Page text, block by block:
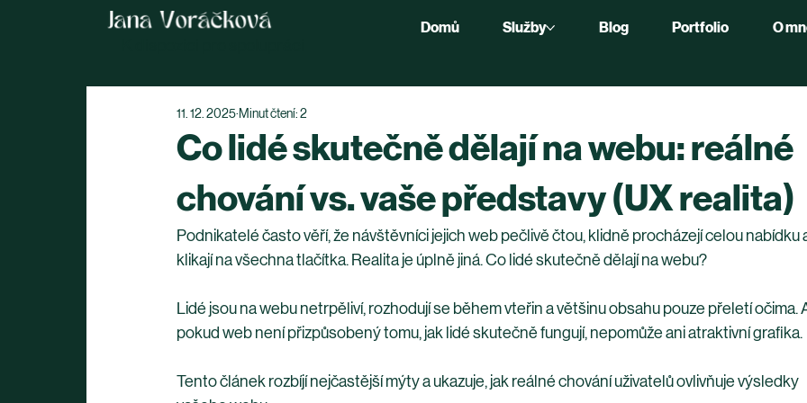
Domů Služby Blog Portfolio O
Co lidé skutečně dělají na webu: reálné
chování vs. vaše představy (UX realita)
11. 12. 2025 Minut čtení: 2
Podnikatelé často věří, že návštěvníci jejich web pečlivě čtou, klidně procházejí celou nabídku
klikají na všechna tlačítka. Realita je úplně jiná. Co lidé skutečně dělají na webu?
Lidé jsou na webu netrpěliví, rozhodují se během vteřin a většinu obsahu pouze přeletí očima.
pokud web není přizpůsobený tomu, jak lidé skutečně fungují, nepomůže ani atraktivní grafika.
Tento článek rozbíjí nejčastější mýty a ukazuje, jak reálné chování uživatelů ovlivňuje výsledky